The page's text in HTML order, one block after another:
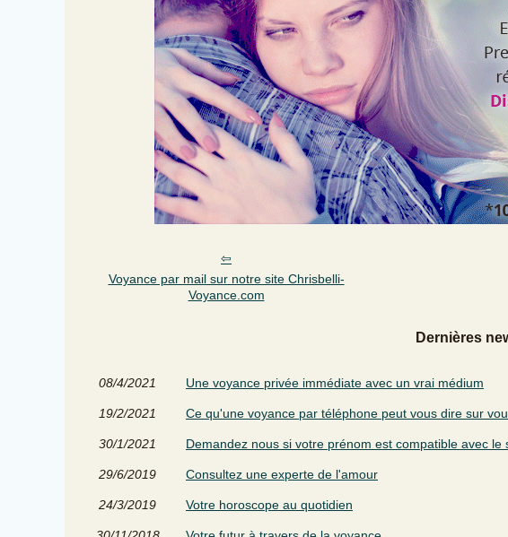
Voyance par mail sur notre site Chrisbelli-
Voyance.com
Dernières
08/4/2021 Une voyance privée immédiate avec un vrai médium
19/2/2021 Ce qu'une voyance par téléphone peut vous dire sur
30/1/2021 Demandez nous si votre prénom est compatible avec le
29/6/2019 Consultez une experte de l'amour
24/3/2019 Votre horoscope au quotidien